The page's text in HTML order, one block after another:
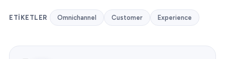
ETIKETLER Omnichannel Customer Experience